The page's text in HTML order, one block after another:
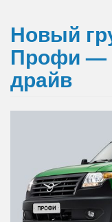
Новый
Профи —
драйв